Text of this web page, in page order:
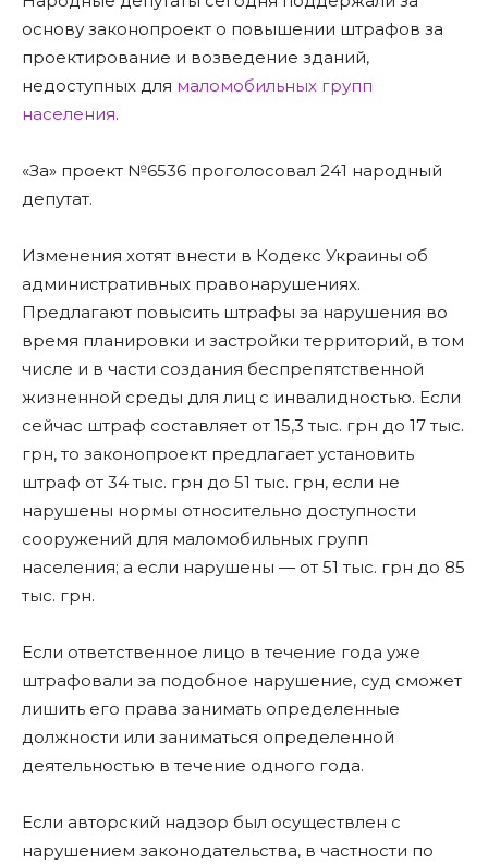
основу законопроект о повышении штрафов за
проектирование и возведение зданий,
недоступных для маломобильных групп
населения.
«За» проект №6536 проголосовал 241 народный
депутат.
Изменения хотят внести в Кодекс Украины об
административных правонарушениях.
Предлагают повысить штрафы за нарушения во
время планировки и застройки территорий, в том
числе и в части создания беспрепятственной
жизненной среды для лиц с инвалидностью. Если
сейчас штраф составляет от 15,3 тыс. грн до 17 тыс.
грн, то законопроект предлагает установить
штраф от 34 тыс. грн до 51 тыс. грн, если не
нарушены нормы относительно доступности
сооружений для маломобильных групп
населения; а если нарушены — от 51 тыс. грн до 85
тыс. грн.
Если ответственное лицо в течение года уже
штрафовали за подобное нарушение, суд сможет
лишить его права занимать определенные
должности или заниматься определенной
деятельностью в течение одного года.
Если авторский надзор был осуществлен с
нарушением законодательства, в частности по